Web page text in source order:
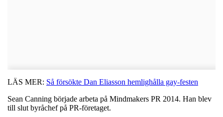
LÄS MER: Så försökte Dan Eliasson hemlighålla gay-festen
Sean Canning började arbeta på Mindmakers PR 2014. Han blev
till slut byråchef på PR-företaget.